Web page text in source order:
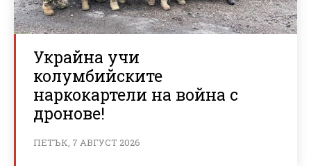
Украйна учи
колумбийските
наркокартели на война с
дронове!
ПЕТЪК, 7 АВГУСТ 2026